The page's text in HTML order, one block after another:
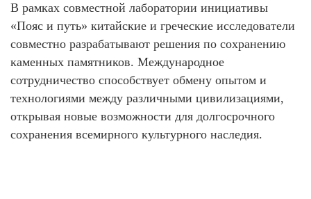
В рамках совместной лаборатории инициативы
«Пояс и путь» китайские и греческие исследователи
совместно разрабатывают решения по сохранению
каменных памятников. Международное
сотрудничество способствует обмену опытом и
технологиями между различными цивилизациями,
открывая новые возможности для долгосрочного
сохранения всемирного культурного наследия.